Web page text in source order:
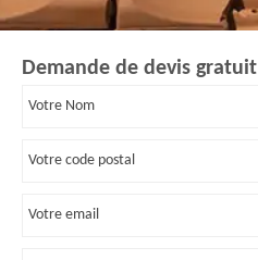
Demande de devis gratuit